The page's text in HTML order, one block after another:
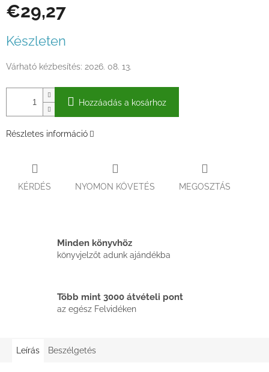
€29,27
Készleten
Várható kézbesítés: 2026. 08. 13.
Hozzáadás a kosárhoz
Részletes információ
KÉRDÉS NYOMON KÖVETÉS MEGOSZTÁS
Minden könyvhöz
könyvjelzőt adunk ajándékba
Több mint 3000 átvételi pont
az egész Felvidéken
Leírás Beszélgetés